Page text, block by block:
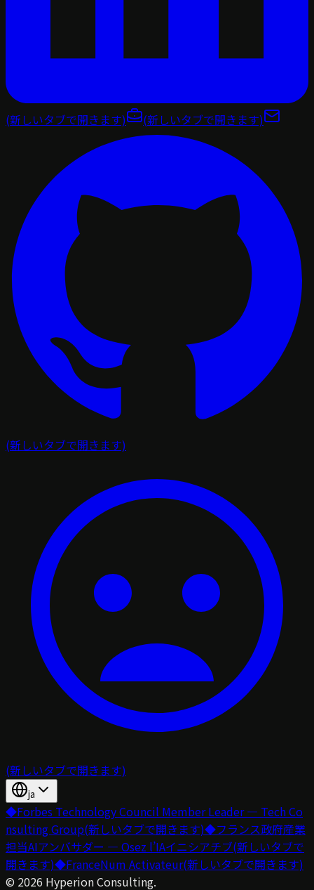
(新しいタブで開きます) (新しいタブで開きます)
(新しいタブで開きます)
(新しいタブで開きます)
ja
◆Forbes Technology Council Member Leader — Tech Co
nsulting Group(新しいタブで開きます)◆フランス政府産業
担当AIアンバサダー — Osez l’IAイニシアチブ(新しいタブで
開きます)◆FranceNum Activateur(新しいタブで開きます)
© 2026 Hyperion Consulting.